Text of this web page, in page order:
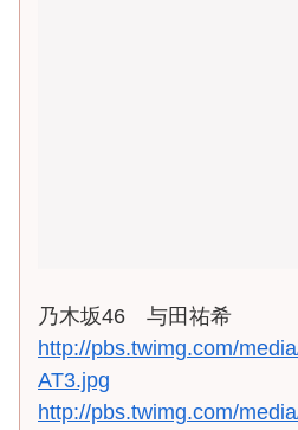
乃木坂46 与田祐希
http://pbs.twimg.com/
AT3.jpg
http://pbs.twimg.com/